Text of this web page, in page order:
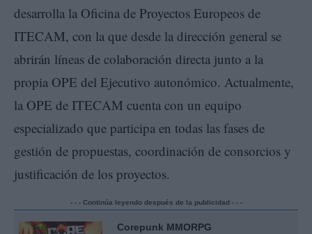
desarrolla la Oficina de Proyectos Europeos de
ITECAM, con la que desde la dirección general se
abrirán líneas de colaboración directa junto a la
propia OPE del Ejecutivo autonómico. Actualmente,
la OPE de ITECAM cuenta con un equipo
especializado que participa en todas las fases de
gestión de propuestas, coordinación de consorcios y
justificación de los proyectos.
- - - Continúa leyendo después de la publicidad - - -
Corepunk MMORPG